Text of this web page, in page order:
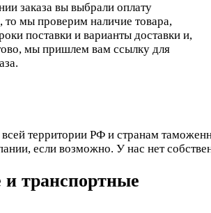
заказа вы выбрали оплату
то мы проверим наличие товара,
поставки и варианты доставки и,
мы пришлем вам ссылку для
территории РФ и странам
если возможно. У нас нет
и транспортные